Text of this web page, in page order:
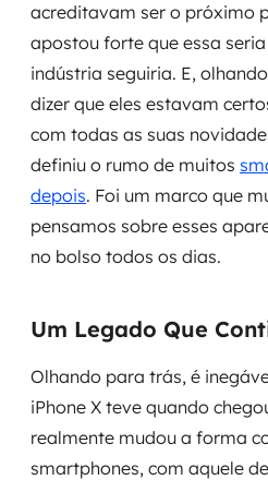
acreditavam ser o próximo
apostou forte que essa
indústria seguiria. E,
dizer que eles estavam
com todas as suas
definiu o rumo de muitos
depois. Foi um marco que
pensamos sobre esses
no bolso todos os dias.
Um Legado Que
Olhando para trás, é
iPhone X teve quando
realmente mudou a forma
smartphones, com aquele